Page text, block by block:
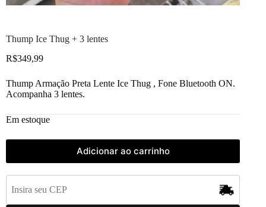
Thump Ice Thug + 3 lentes
R$349,99
Thump Armação Preta Lente Ice Thug , Fone Bluetooth ON.
Acompanha 3 lentes.
Em estoque
Adicionar ao carrinho